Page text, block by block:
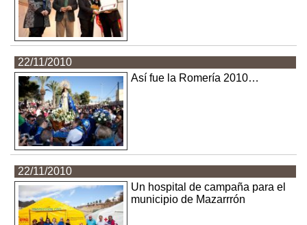
22/11/2010
Así fue la Romería 2010…
22/11/2010
Un hospital de campaña para el
municipio de Mazarrrón